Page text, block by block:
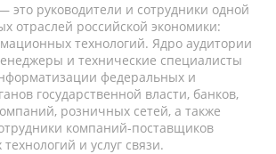
это руководители и сотрудники одной
отраслей российской экономики:
технологий. Ядро аудитории
и технические специалисты
федеральных и
государственной власти, банков,
розничных сетей, а также
компаний-поставщиков
и услуг связи.